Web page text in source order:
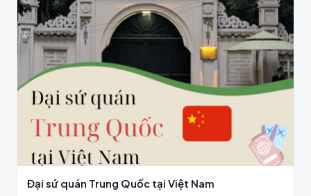
Đại sứ quán Trung Quốc tại Việt Nam